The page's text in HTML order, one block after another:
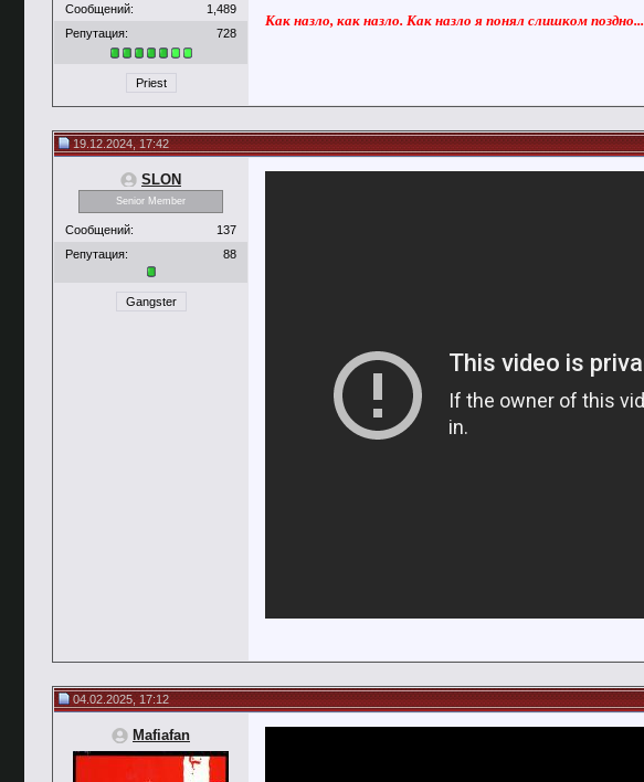
Сообщений:
1,489
Репутация:
728
Priest
Как назло, как назло. Как назло я понял слишком поздно...
19.12.2024, 17:42
SLON
Senior Member
Сообщений:
137
Репутация:
88
Gangster
04.02.2025, 17:12
Mafiafan